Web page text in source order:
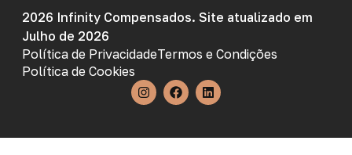
2026 Infinity Compensados. Site atualizado em
Julho de 2026
Política de PrivacidadeTermos e Condições
Política de Cookies